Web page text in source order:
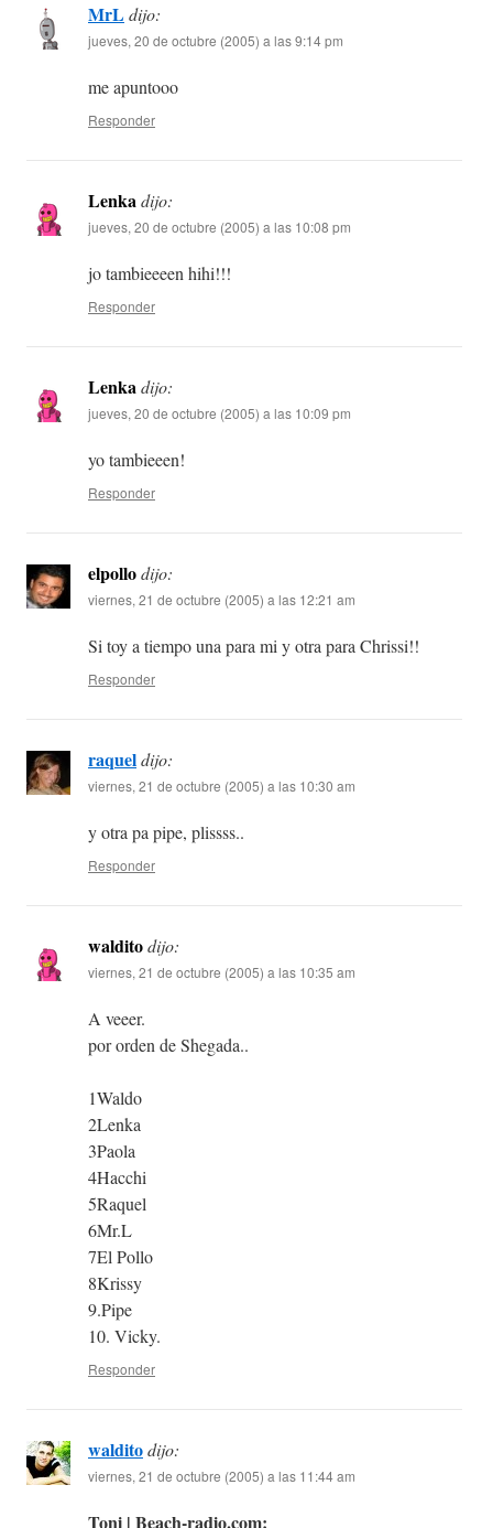
MrLdijo:
jueves, 20 de octubre (2005) a las 9:14 pm
me apuntooo
Responder
Lenkadijo:
jueves, 20 de octubre (2005) a las 10:08 pm
jo tambieeeen hihi!!!
Responder
Lenkadijo:
jueves, 20 de octubre (2005) a las 10:09 pm
yo tambieeen!
Responder
elpollodijo:
viernes, 21 de octubre (2005) a las 12:21 am
Si toy a tiempo una para mi y otra para Chrissi!!
Responder
raqueldijo:
viernes, 21 de octubre (2005) a las 10:30 am
y otra pa pipe, plissss..
Responder
walditodijo:
viernes, 21 de octubre (2005) a las 10:35 am
A veeer.
por orden de Shegada..
1Waldo
2Lenka
3Paola
4Hacchi
5Raquel
6Mr.L
7El Pollo
8Krissy
9.Pipe
10. Vicky.
Responder
walditodijo:
viernes, 21 de octubre (2005) a las 11:44 am
Toni | Beach-radio.com: